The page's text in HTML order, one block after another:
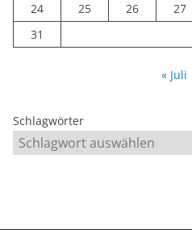
24
25 26 27
31
« Juli
Schlagwörter